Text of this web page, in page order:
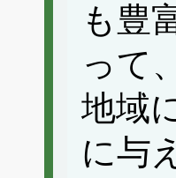
も豊
って
地域
に与